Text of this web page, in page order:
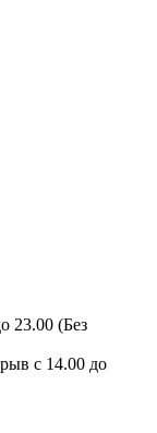
23.00 (Без
с 14.00 до